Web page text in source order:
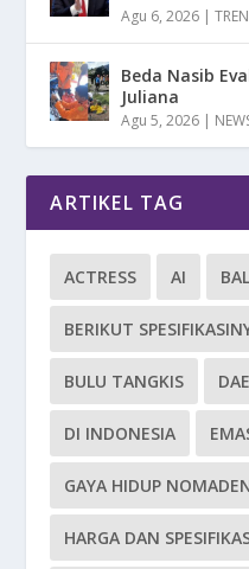
Agu 6, 2026 |
Beda Nasib
Juliana
Agu 5, 2026 |
ARTIKEL TAG
ACTRESS AI
BERIKUT
BULU TANGKIS
DI INDONESIA
GAYA HIDUP
HARGA DAN